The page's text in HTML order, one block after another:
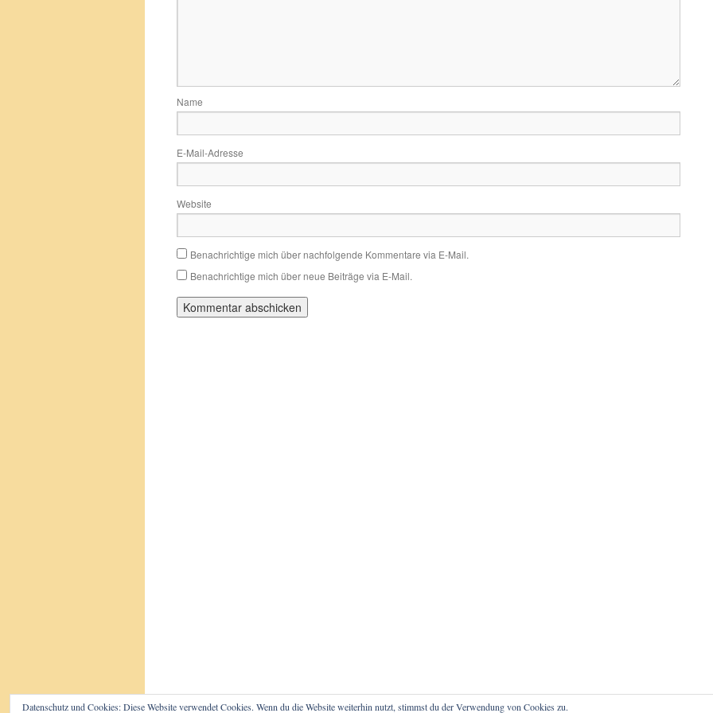
Name
E-Mail-Adresse
Website
Benachrichtige mich über nachfolgende Kommentare via E-Mail.
Benachrichtige mich über neue Beiträge via E-Mail.
Datenschutz und Cookies: Diese Website verwendet Cookies. Wenn du die Website weiterhin nutzt, stimmst du der Verwendung von Cookies zu.